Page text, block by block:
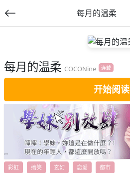
每月的温柔
每月的温柔 COCONine 连载
开始阅读
彩虹 搞笑 玄幻 恋爱 都市